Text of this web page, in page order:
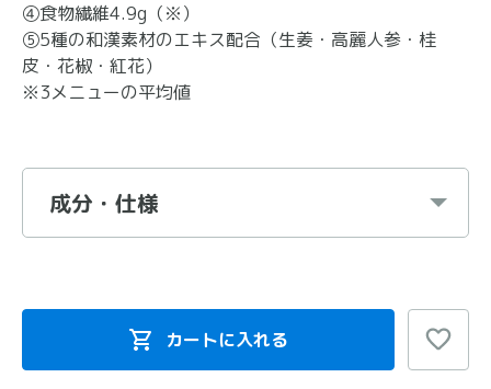
④食物繊維4.9g（※）
⑤5種の和漢素材のエキス配合（生姜・高麗人参・桂
皮・花椒・紅花）
※3メニューの平均値
成分・仕様
カートに入れる